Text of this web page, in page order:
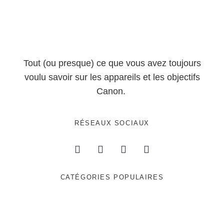
Tout (ou presque) ce que vous avez toujours
voulu savoir sur les appareils et les objectifs
Canon.
RÉSEAUX SOCIAUX
CATÉGORIES POPULAIRES